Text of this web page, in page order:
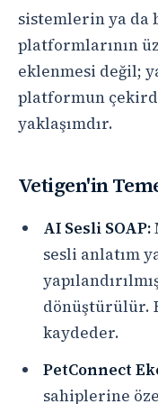
sistemlerin ya
platformlarının
eklenmesi değil;
platformun
yaklaşımdır.
Vetigen'in
AI Sesli SOAP:
sesli anlatım
dönüştürülür.
kaydeder.
PetConnect
sahiplerine